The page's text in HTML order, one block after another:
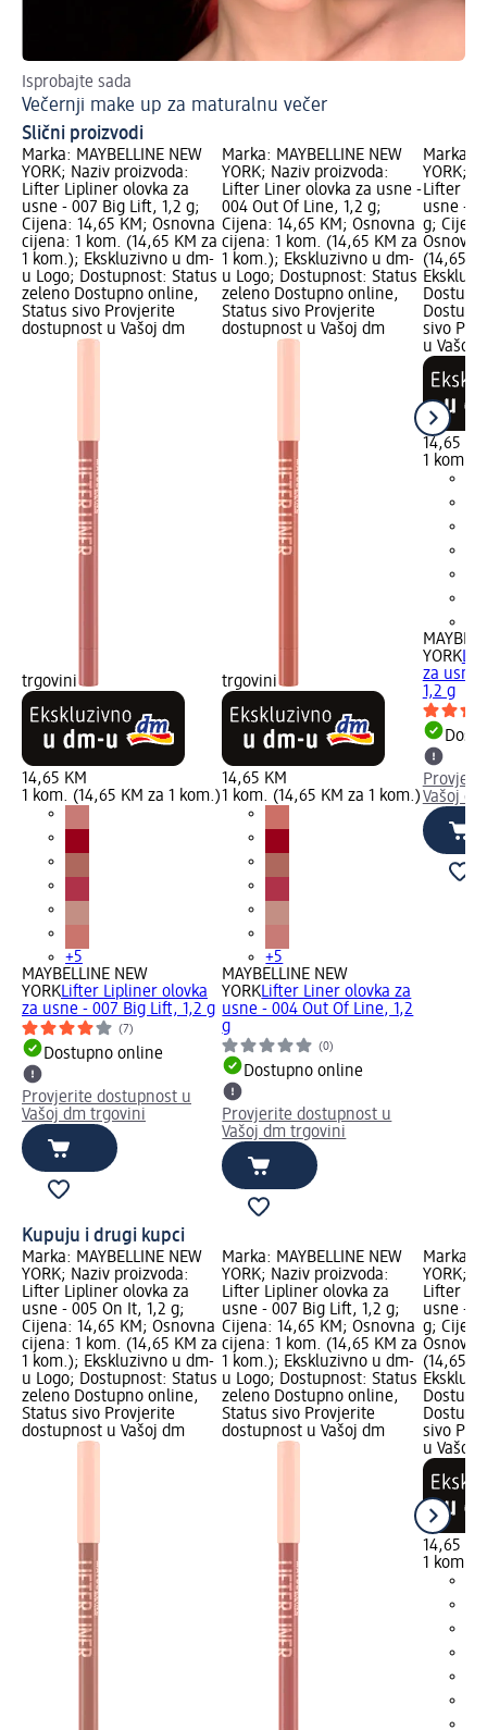
Isprobajte sada
Večernji make up za maturalnu večer
Slični proizvodi
Marka: MAYBELLINE NEW
YORK; Naziv proizvoda:
Lifter Lipliner olovka za
usne - 007 Big Lift, 1,2 g;
Cijena: 14,65 KM; Osnovna
cijena: 1 kom. (14,65 KM za
1 kom.); Ekskluzivno u dm-
u Logo; Dostupnost: Status
zeleno Dostupno online,
Status sivo Provjerite
dostupnost u Vašoj dm
trgovini
14,65 KM
1 kom. (14,65 KM za 1 kom.)
+5
MAYBELLINE NEW
YORKLifter Lipliner olovka
za usne - 007 Big Lift, 1,2 g
(7)
Dostupno online
Provjerite dostupnost u
Vašoj dm trgovini
Marka: MAYBELLINE NEW
YORK; Naziv proizvoda:
Lifter Liner olovka za usne -
004 Out Of Line, 1,2 g;
Cijena: 14,65 KM; Osnovna
cijena: 1 kom. (14,65 KM za
1 kom.); Ekskluzivno u dm-
u Logo; Dostupnost: Status
zeleno Dostupno online,
Status sivo Provjerite
dostupnost u Vašoj dm
trgovini
14,65 KM
1 kom. (14,65 KM za 1 kom.)
+5
MAYBELLINE NEW
YORKLifter Liner olovka za
usne - 004 Out Of Line, 1,2
g
(0)
Dostupno online
Provjerite dostupnost u
Vašoj dm trgovini
Marka:
YORK;
Lifter
usne -
g;
(14,65
sivo
u Vašoj
14,65 KM
1 kom.
YORK
za usne
1,2 g
Vašoj
Kupuju i drugi kupci
Marka: MAYBELLINE NEW
YORK; Naziv proizvoda:
Lifter Lipliner olovka za
usne - 005 On It, 1,2 g;
Cijena: 14,65 KM; Osnovna
cijena: 1 kom. (14,65 KM za
1 kom.); Ekskluzivno u dm-
u Logo; Dostupnost: Status
zeleno Dostupno online,
Status sivo Provjerite
dostupnost u Vašoj dm
Marka: MAYBELLINE NEW
YORK; Naziv proizvoda:
Lifter Lipliner olovka za
usne - 007 Big Lift, 1,2 g;
Cijena: 14,65 KM; Osnovna
cijena: 1 kom. (14,65 KM za
1 kom.); Ekskluzivno u dm-
u Logo; Dostupnost: Status
zeleno Dostupno online,
Status sivo Provjerite
dostupnost u Vašoj dm
Marka:
YORK;
Lifter
usne -
g;
(14,65
sivo
u Vašoj
14,65 KM
1 kom.